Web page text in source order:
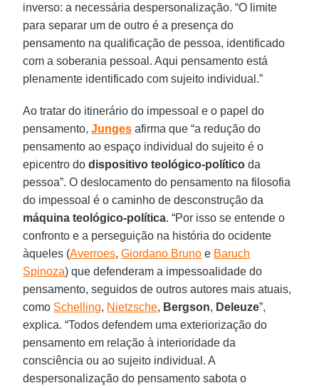
inverso: a necessária despersonalização. “O limite
para separar um de outro é a presença do
pensamento na qualificação de pessoa, identificado
com a soberania pessoal. Aqui pensamento está
plenamente identificado com sujeito individual.”
Ao tratar do itinerário do impessoal e o papel do
pensamento,Junges afirma que “a redução do
pensamento ao espaço individual do sujeito é o
epicentro dodispositivo teológico-político da
pessoa”. O deslocamento do pensamento na filosofia
do impessoal é o caminho de desconstrução da
máquina teológico-política. “Por isso se entende o
confronto e a perseguição na história do ocidente
àqueles (Averroes,Giordano Bruno e Baruch
Spinoza) que defenderam a impessoalidade do
pensamento, seguidos de outros autores mais atuais,
como Schelling, Nietzsche, Bergson, Deleuze”,
explica. “Todos defendem uma exteriorização do
pensamento em relação à interioridade da
consciência ou ao sujeito individual. A
despersonalização do pensamento sabota o